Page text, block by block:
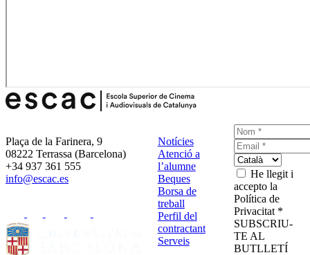
Plaça de la Farinera, 9
08222 Terrassa (Barcelona)
+34 937 361 555
info@escac.es
Notícies
Atenció a
l’alumne
Beques
Borsa de
treball
Perfil del
contractant
Serveis
He llegit i
accepto la
Política de
Privacitat *
SUBSCRIU-
TE AL
BUTLLETÍ